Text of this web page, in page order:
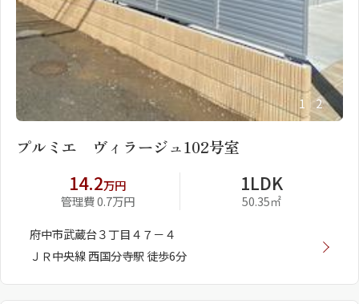
1 2
プルミエ ヴィラージュ102号室
14.2万円
管理費 0.7万円
1LDK
50.35㎡
府中市武蔵台３丁目４７－４
ＪＲ中央線 西国分寺駅 徒歩6分